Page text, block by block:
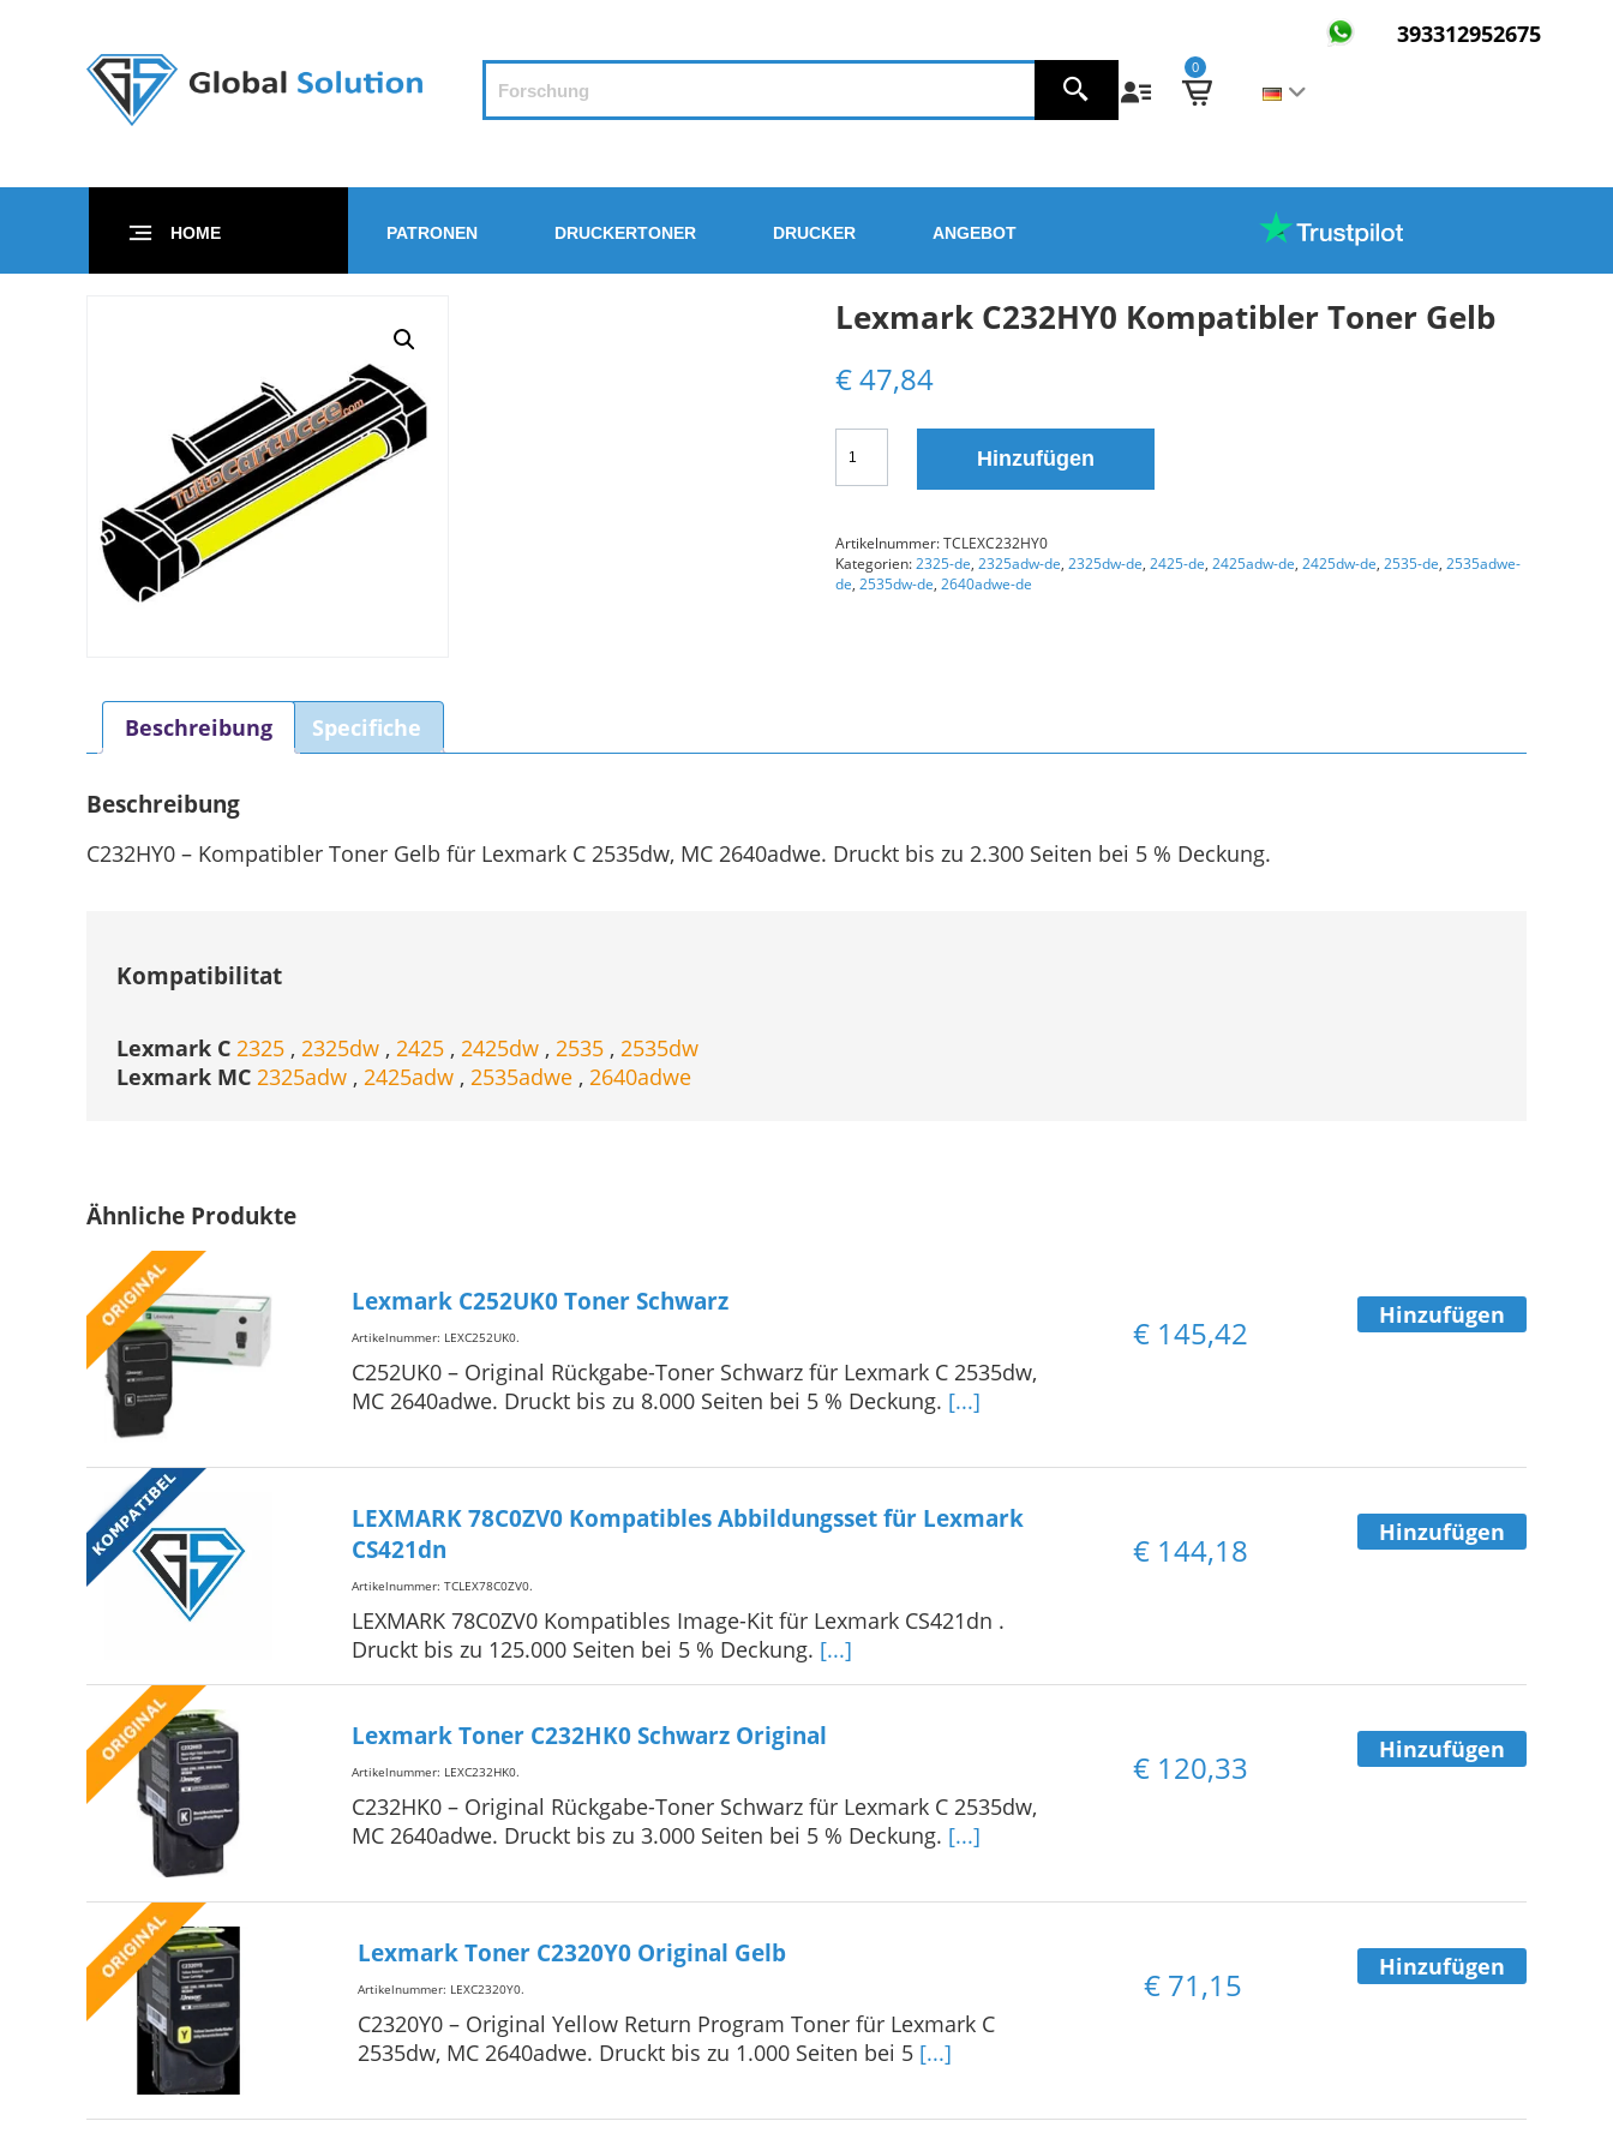
393312952675
0
HOME PATRONEN DRUCKERTONER DRUCKER ANGEBOT
Lexmark C232HY0 Kompatibler Toner Gelb
€47,84
C232HY0
Gelb
Menge
Hinzufügen
Artikelnummer:TCLEXC232HY0
Kategorien:2325-de, 2325adw-de, 2325dw-de, 2425-de, 2425adw-de, 2425dw-de, 2535-de, 2535adwe-
de, 2535dw-de, 2640adwe-de
Beschreibung Specifiche
Beschreibung
C232HY0 – Kompatibler Toner Gelb für Lexmark C 2535dw, MC 2640adwe. Druckt bis zu 2.300 Seiten bei 5 % Deckung.
Kompatibilitat
Lexmark C 2325 , 2325dw , 2425 , 2425dw , 2535 , 2535dw
Lexmark MC 2325adw , 2425adw , 2535adwe , 2640adwe
Ähnliche Produkte
Lexmark C252UK0 Toner Schwarz
Artikelnummer: LEXC252UK0.
C252UK0 – Original Rückgabe-Toner Schwarz für Lexmark C 2535dw,
MC 2640adwe. Druckt bis zu 8.000 Seiten bei 5 % Deckung. [...]
€ 145,42 Hinzufügen
LEXMARK 78C0ZV0 Kompatibles Abbildungsset für Lexmark
CS421dn
Artikelnummer: TCLEX78C0ZV0.
LEXMARK 78C0ZV0 Kompatibles Image-Kit für Lexmark CS421dn .
Druckt bis zu 125.000 Seiten bei 5 % Deckung. [...]
€ 144,18 Hinzufügen
Lexmark Toner C232HK0 Schwarz Original
Artikelnummer: LEXC232HK0.
C232HK0 – Original Rückgabe-Toner Schwarz für Lexmark C 2535dw,
MC 2640adwe. Druckt bis zu 3.000 Seiten bei 5 % Deckung. [...]
€ 120,33 Hinzufügen
Lexmark Toner C2320Y0 Original Gelb
Artikelnummer: LEXC2320Y0.
C2320Y0 – Original Yellow Return Program Toner für Lexmark C
2535dw, MC 2640adwe. Druckt bis zu 1.000 Seiten bei 5 [...]
€ 71,15 Hinzufügen